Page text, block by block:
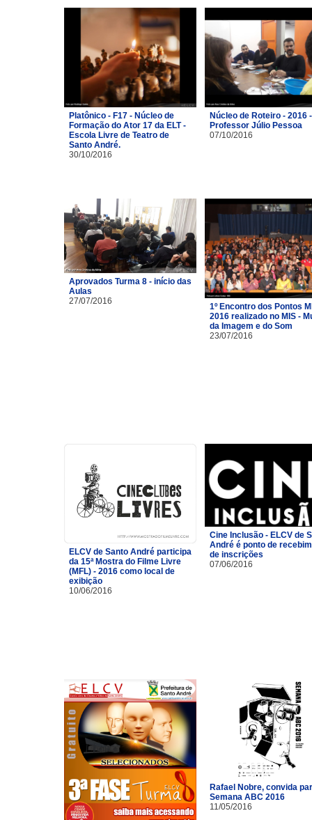
Platônico - F17 - Núcleo de
Formação do Ator 17 da ELT -
Escola Livre de Teatro de
Santo André.
30/10/2016
Núcleo de Roteiro - 2016 -
Professor Júlio Pessoa
07/10/2016
Aprovados Turma 8 - início das
Aulas
27/07/2016
1º Encontro dos Pontos
2016 realizado no MIS -
da Imagem e do Som
23/07/2016
ELCV de Santo André participa
da 15ª Mostra do Filme Livre
(MFL) - 2016 como local de
exibição
10/06/2016
Cine Inclusão - ELCV de
André é ponto de
de inscrições
07/06/2016
Rafael Nobre, convida
Semana ABC 2016
11/05/2016